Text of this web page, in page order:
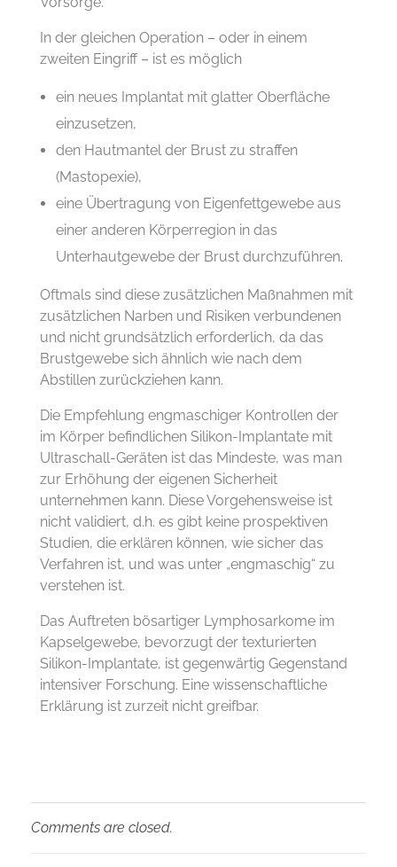
In der gleichen Operation – oder in einem
zweiten Eingriff – ist es möglich
ein neues Implantat mit glatter Oberfläche
einzusetzen,
den Hautmantel der Brust zu straffen
(Mastopexie),
eine Übertragung von Eigenfettgewebe aus
einer anderen Körperregion in das
Unterhautgewebe der Brust durchzuführen.
Oftmals sind diese zusätzlichen Maßnahmen mit
zusätzlichen Narben und Risiken verbundenen
und nicht grundsätzlich erforderlich, da das
Brustgewebe sich ähnlich wie nach dem
Abstillen zurückziehen kann.
Die Empfehlung engmaschiger Kontrollen der
im Körper befindlichen Silikon-Implantate mit
Ultraschall-Geräten ist das Mindeste, was man
zur Erhöhung der eigenen Sicherheit
unternehmen kann. Diese Vorgehensweise ist
nicht validiert, d.h. es gibt keine prospektiven
Studien, die erklären können, wie sicher das
Verfahren ist, und was unter „engmaschig“ zu
verstehen ist.
Das Auftreten bösartiger Lymphosarkome im
Kapselgewebe, bevorzugt der texturierten
Silikon-Implantate, ist gegenwärtig Gegenstand
intensiver Forschung. Eine wissenschaftliche
Erklärung ist zurzeit nicht greifbar.
Comments are closed.